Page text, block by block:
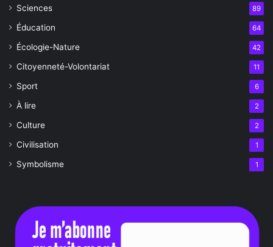
Sciences 89
Éducation 64
Écologie-Nature 42
Citoyenneté-Volontariat 11
Sport 6
À lire 2
Culture 2
Civilisation 1
Symbolisme 1